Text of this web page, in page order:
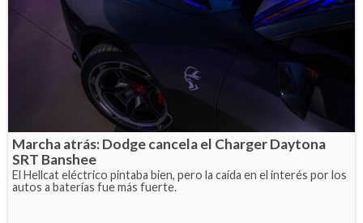
Marcha atrás: Dodge cancela el Charger Daytona
SRT Banshee
El Hellcat eléctrico pintaba bien, pero la caída en el interés por los
autos a baterías fue más fuerte.